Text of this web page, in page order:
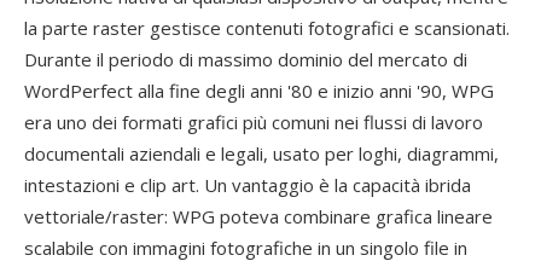
la parte raster gestisce contenuti fotografici e scansionati.
Durante il periodo di massimo dominio del mercato di
WordPerfect alla fine degli anni '80 e inizio anni '90, WPG
era uno dei formati grafici più comuni nei flussi di lavoro
documentali aziendali e legali, usato per loghi, diagrammi,
intestazioni e clip art. Un vantaggio è la capacità ibrida
vettoriale/raster: WPG poteva combinare grafica lineare
scalabile con immagini fotografiche in un singolo file in